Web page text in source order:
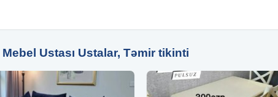
Mebel Ustası Ustalar, Təmir tikinti